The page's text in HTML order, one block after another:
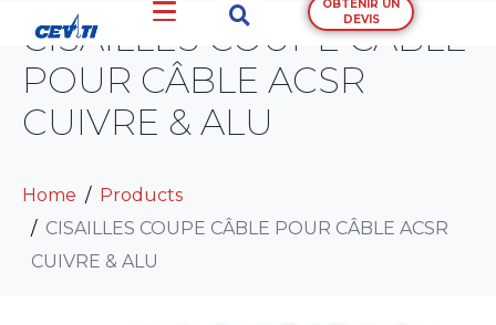
OBTENIR UN
DEVIS
CISAILLES COUPE CÂBLE
POUR CÂBLE ACSR
CUIVRE & ALU
Home
Products
CISAILLES COUPE CÂBLE POUR CÂBLE ACSR
CUIVRE & ALU